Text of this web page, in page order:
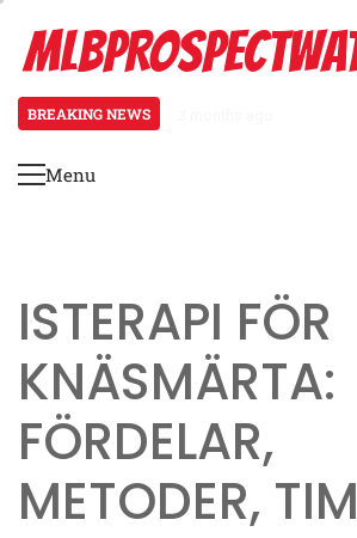
content
BREAKING NEWS
Primary
Menu
ISTERAPI FÖR
KNÄSMÄRTA:
FÖRDELAR,
METODER,